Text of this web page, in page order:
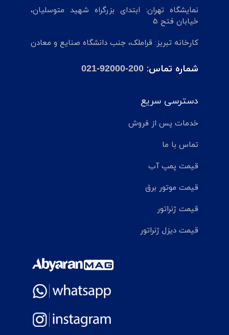
نمایشگاه تهران: ابتدای بزرگراه شهید متوسلیان،
خیابان فتح 5
کارخانه تبریز: قراملک، جنب دانشگاه صنایع و معادن
شماره تماس: 021-92000-200
دسترسی سریع
خدمات پس از فروش
تماس با ما
قیمت پمپ آب
قیمت موتور برق
قیمت ژنراتور
قیمت دیزل ژنراتور